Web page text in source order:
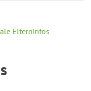
Elterninfos